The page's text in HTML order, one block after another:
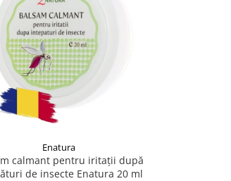
Enatura
calmant pentru iritații după
de insecte Enatura 20 ml